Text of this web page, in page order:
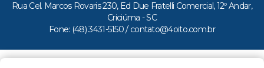
Rua Cel. Marcos Rovaris 230, Ed Due Fratelli Comercial, 12º Andar,
Criciúma - SC
Fone: (48) 3431-5150 / contato@4oito.com.br